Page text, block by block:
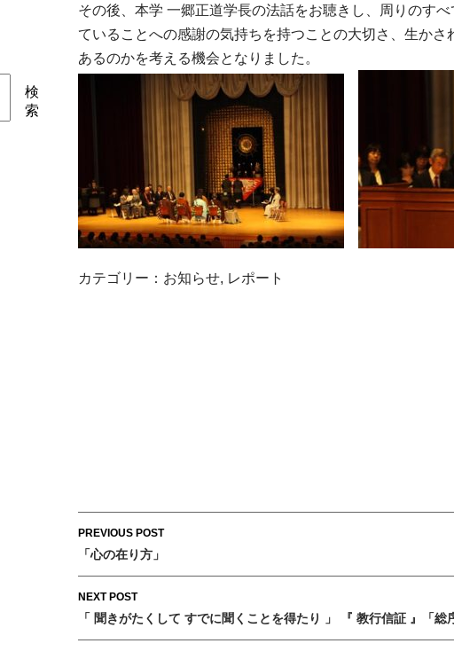
その後、本学 一郷正道学長の法話をお聴きし、周りのす
ていることへの感謝の気持ちを持つことの大切さ、生かさ
あるのかを考える機会となりました。
カテゴリー： お知らせ, レポート
Post
navigation
PREVIOUS POST
「心の在り方」
NEXT POST
「 聞きがたくして すでに聞くことを得たり 」 『 教行信証 』「総
検
索